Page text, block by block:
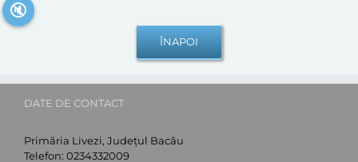
DATE DE CONTACT
Primăria Livezi, Județul Bacău
Telefon: 0234332009
🔇